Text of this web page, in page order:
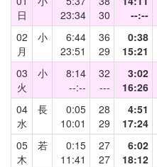
日
23:34
30
--:--
02
月
小
6:44
23:51
36
29
0:38
15:21
03
火
小
8:14
--:--
32
---
3:02
16:26
04
水
長
0:05
10:01
28
29
4:51
17:24
05
木
若
0:15
11:41
27
27
6:02
18:12